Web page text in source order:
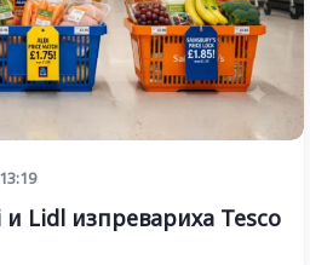
Lidl изпревариха Tesco